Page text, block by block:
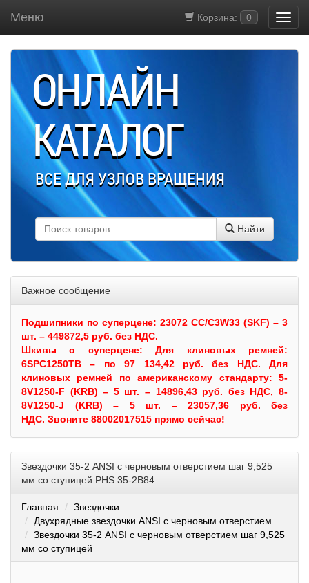
Корзина: 0
Меню
ОНЛАЙН
КАТАЛОГ
ВСЕ ДЛЯ УЗЛОВ ВРАЩЕНИЯ
Найти
Важное сообщение
Подшипники по суперцене: 23072 CC/C3W33 (SKF) – 3
шт. – 449872,5 руб. без НДС.
Шкивыо суперцене:Для клиновых ремней:
6SPC1250TB – по 97 134,42 руб. без НДС. Для
клиновых ремней по американскому стандарту: 5-
8V1250-F (KRB) – 5 шт. – 14896,43 руб. без НДС, 8-
8V1250-J (KRB) – 5 шт. – 23057,36 руб. без
НДС. Звоните 88002017515 прямо сейчас!
Звездочки 35-2 ANSI с черновым отверстием шаг 9,525
мм со ступицей PHS 35-2B84
Главная
Звездочки
Двухрядные звездочки ANSI с черновым отверстием
Звездочки 35-2 ANSI с черновым отверстием шаг 9,525
мм со ступицей